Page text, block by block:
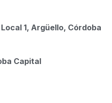
1, Argüello, Córdoba
Capital